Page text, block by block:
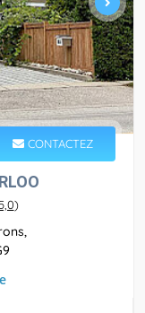
CONTACTEZ
)